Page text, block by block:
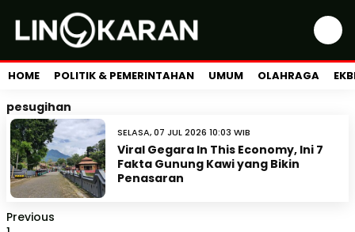
HOME POLITIK & PEMERINTAHAN UMUM OLAHRAGA
pesugihan
SELASA, 07 JUL 2026 10:03 WIB
Viral Gegara In This Economy, Ini 7
Fakta Gunung Kawi yang Bikin
Penasaran
Previous